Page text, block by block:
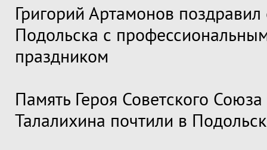
Григорий Артамонов поздравил
Подольска с
праздником
Память Героя Советского
Талалихина почтили в